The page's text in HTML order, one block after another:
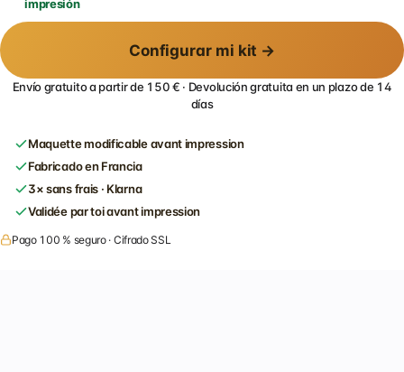
impresión
Configurar mi kit →
Envío gratuito a partir de 150 € · Devolución gratuita en un plazo de 14
días
Maquette modificable avant impression
Fabricado en Francia
3× sans frais · Klarna
Validée par toi avant impression
Pago 100 % seguro · Cifrado SSL